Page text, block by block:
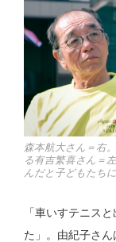
森本航大さん＝右
る有吉繁喜さん＝
んだと子どもたち
「車いすテニス
た」。由紀子さ